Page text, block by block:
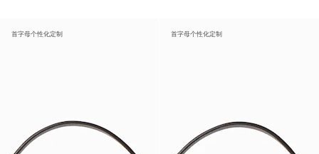
首字母个性化定制 首字母个性化定制